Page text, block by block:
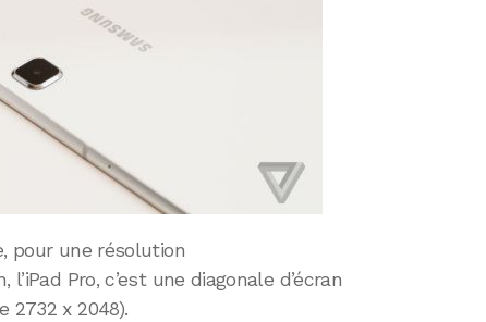
pour une résolution
Pro, c’est une diagonale d’écran
2732 x 2048).